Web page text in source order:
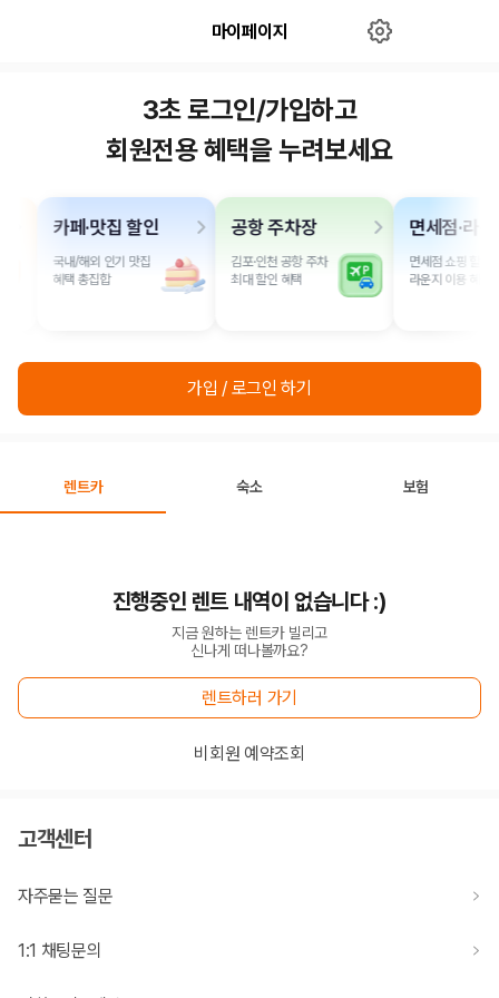
제주박사 - 마이페이지ㅣ국내도 해외
도 렌트카는 제주박사
2000만 이용고객이 선택한 제주 렌트카 가격비교 플랫폼
제주렌트카 가격비교는 카모아에서 한 번에
장소, 취소 규정이 다릅니다. 카모아는 여러 제주 렌트카 업체의 조건을 한
을 비교합니다.
차종별 최저가 비교:경차, 소형, 준중형, 중형, SUV, 승합차 등 여행
인원에 맞는 차종별 가격을 비교합니다.
일반자차, 완전자차, 슈퍼자차의 면책금과 보상 한
제주공항 인수 조건 비교:셔틀 이동, 인수 위치, 반납 편의성을 함께
확인합니다.
제주 렌트카를 찾을 때 꼭 비교해야 하는 기준
함 여부, 면책금, 보상 한도, 옵션 비용, 취소 수수료를 함께 확인해야 실제
로 저렴한 차량을 고를 수 있습니다.
마이페이지
3초 로그인/가입하고
회원전용 혜택을 누려보세요
카페·맛집 할인
국내/해외 인기 맛집
혜택 총집합
공항 주차장
김포·인천 공항 주차
최대 할인 혜택
면세점·라운
면세점 쇼핑 할인
라운지 이용 혜택
가입 / 로그인 하기
렌트카 숙소 보험
진행중인 렌트 내역이 없습니다 :)
지금 원하는 렌트카 빌리고
신나게 떠나볼까요?
렌트하러 가기
비회원 예약조회
고객센터
자주묻는 질문
1:1 채팅문의